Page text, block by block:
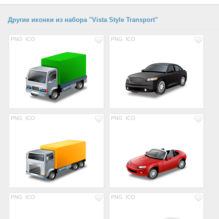
Другие иконки из набора "Vista Style Transport"
PNG ICO PNG ICO
PNG ICO PNG ICO
PNG ICO PNG ICO